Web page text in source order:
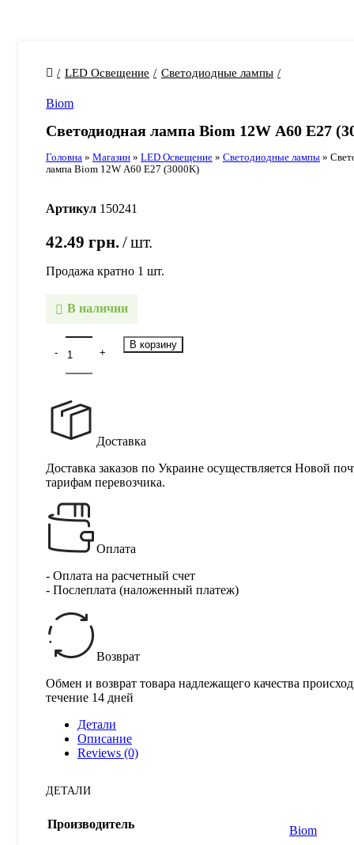
LED Освещение Светодиодные лампы
Biom
Светодиодная лампа Biom 12W А60 E27
Головна » Магазин » LED Освещение » Светодиодные лампы »
лампа Biom 12W А60 E27 (3000K)
Артикул 150241
42.49 грн. шт.
Продажа кратно 1 шт.
В наличии
В корзину
Доставка
Доставка заказов по Украине осуществляется Новой
тарифам перевозчика.
Оплата
- Оплата на расчетный счет
- Послеплата (наложенный платеж)
Возврат
Обмен и возврат товара надлежащего качества
течение 14 дней
Детали
Описание
Reviews (0)
ДЕТАЛИ
Производитель Biom